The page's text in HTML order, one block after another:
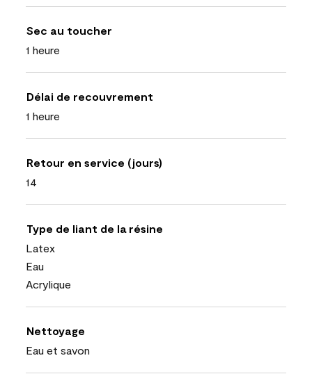
Sec au toucher
1 heure
Délai de recouvrement
1 heure
Retour en service (jours)
14
Type de liant de la résine
Latex
Eau
Acrylique
Nettoyage
Eau et savon